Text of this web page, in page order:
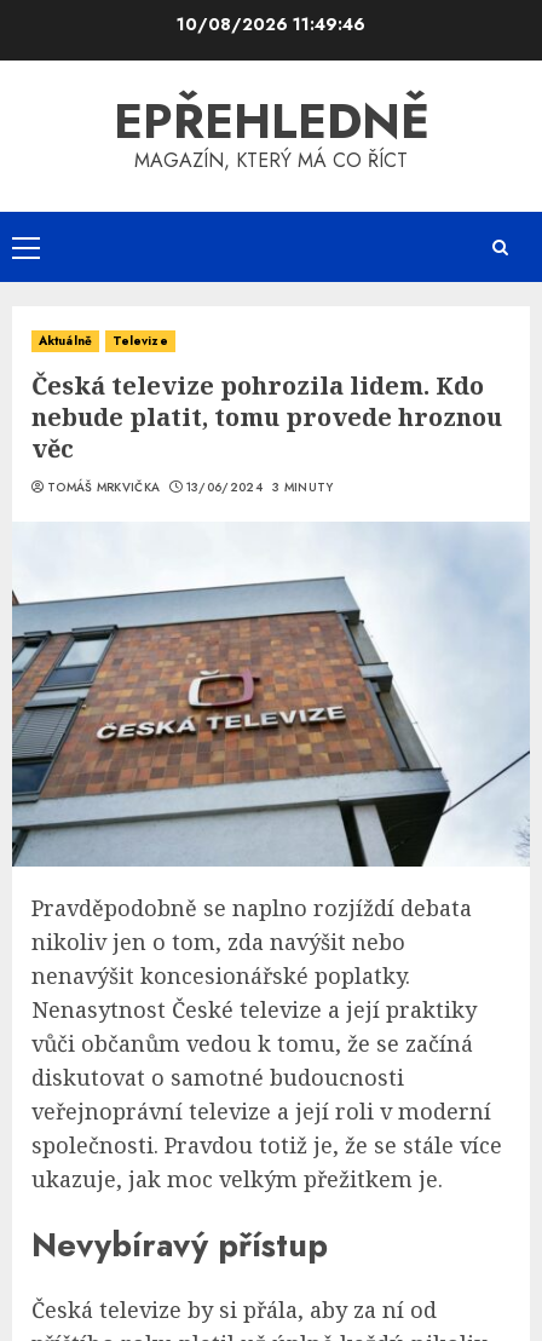
10/08/2026 11:49:46
EPŘEHLEDNĚ
MAGAZÍN, KTERÝ MÁ CO ŘÍCT
Primary
Menu
Aktuálně Televize
Česká televize pohrozila lidem. Kdo
nebude platit, tomu provede hroznou
věc
TOMÁŠ MRKVIČKA 13/06/2024 3 MINUTY
Pravděpodobně se naplno rozjíždí debata
nikoliv jen o tom, zda navýšit nebo
nenavýšit koncesionářské poplatky.
Nenasytnost České televize a její praktiky
vůči občanům vedou k tomu, že se začíná
diskutovat o samotné budoucnosti
veřejnoprávní televize a její roli v moderní
společnosti. Pravdou totiž je, že se stále více
ukazuje, jak moc velkým přežitkem je.
Nevybíravý přístup
Česká televize by si přála, aby za ní od